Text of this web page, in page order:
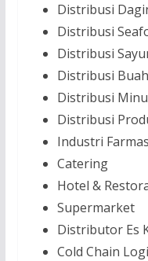
Distribusi
Distribusi
Distribusi
Distribusi Buah
Distribusi
Distribusi
Industri
Catering
Hotel &
Supermarket
Distributor Es
Cold Chain